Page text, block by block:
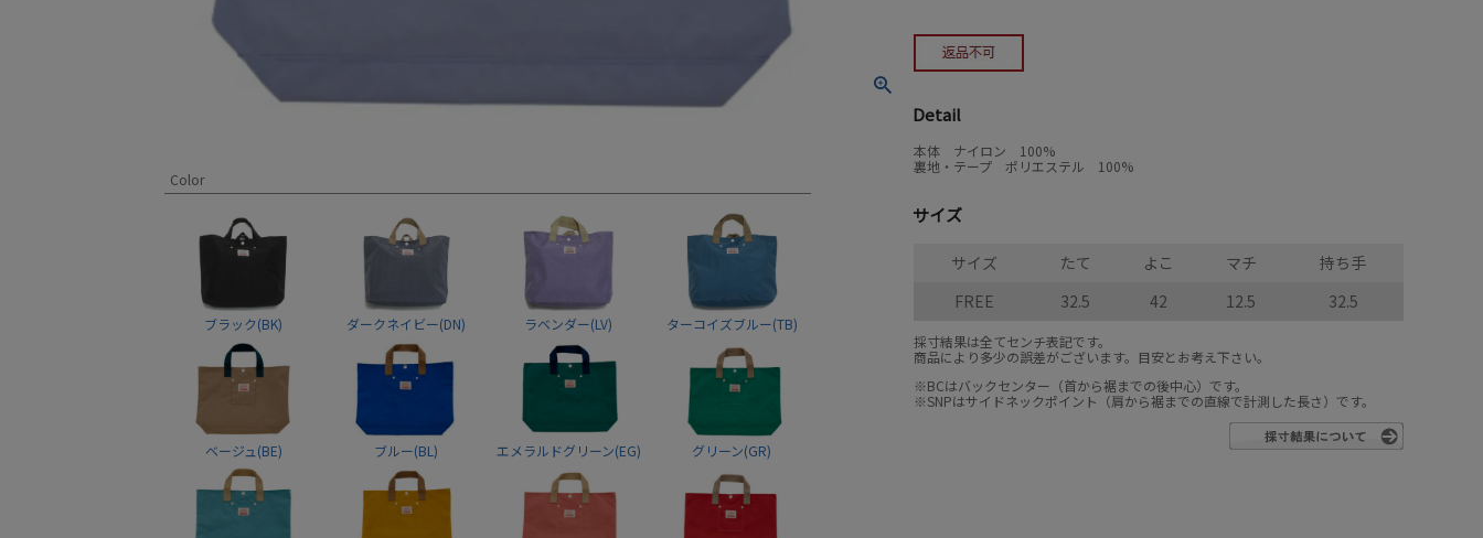
Color
ブラック(BK) ダークネイビー(DN) ラベンダー(LV) ターコイズブルー(TB)
ベージュ(BE) ブルー(BL) エメラルドグリーン(EG) グリーン(GR)
Detail
本体 ナイロン 100%
裏地・テープ ポリエステル 100%
サイズ
サイズ たて よこ マチ
持ち手
FREE
32.5 42 12.5 32.5
採寸結果は全てセンチ表記です。
商品により多少の誤差がございます。目安とお考え下さい。
※BCはバックセンター（首から裾までの後中心）です。
※SNPはサイドネックポイント（肩から裾までの直線で計測した長さ）です。